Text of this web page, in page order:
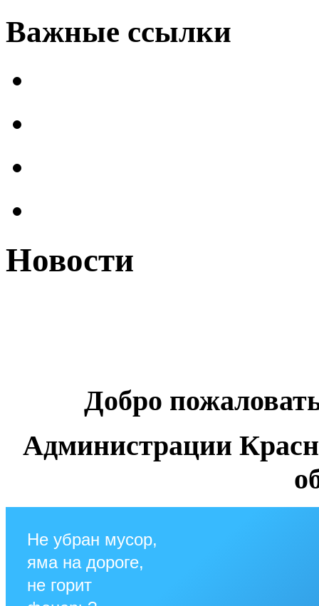
Важные ссылки
Новости
Добро
Администрации
Не убран мусор,
яма на дороге,
не горит